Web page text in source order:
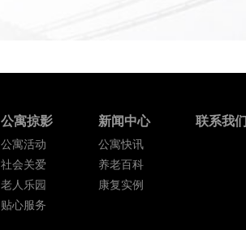
公寓掠影
公寓活动
社会关爱
老人乐园
贴心服务
新闻中心
公寓快讯
养老百科
康复实例
联系我们